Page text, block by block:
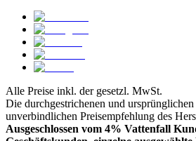
Alle Preise inkl. der gesetzl. MwSt.
Die durchgestrichenen und ursprünglichen
unverbindlichen Preisempfehlung des
Ausgeschlossen vom 4% Vattenfall